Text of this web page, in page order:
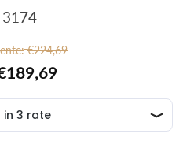
3174
€224,69